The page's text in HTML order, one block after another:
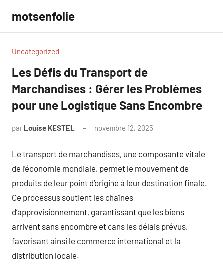
contenu
motsenfolie
Uncategorized
Les Défis du Transport de
Marchandises : Gérer les Problèmes
pour une Logistique Sans Encombre
par Louise KESTEL novembre 12, 2025
Le transport de marchandises, une composante vitale
de l’économie mondiale, permet le mouvement de
produits de leur point d’origine à leur destination finale.
Ce processus soutient les chaînes
d’approvisionnement, garantissant que les biens
arrivent sans encombre et dans les délais prévus,
favorisant ainsi le commerce international et la
distribution locale.